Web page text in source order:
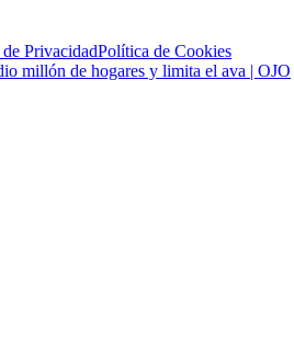
PrivacidadPolítica de Cookies